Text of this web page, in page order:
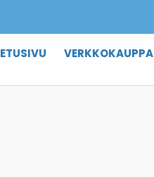
ETUSIVU VERKKOKAUPPA